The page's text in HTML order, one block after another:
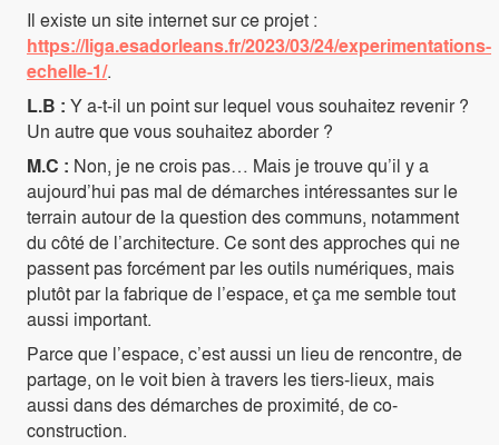
Il existe un site internet sur ce projet :
https://liga.esadorleans.fr/2023/03/24/experimentations-
echelle-1/.
L.B : Y a-t-il un point sur lequel vous souhaitez revenir ?
Un autre que vous souhaitez aborder ?
M.C : Non, je ne crois pas… Mais je trouve qu’il y a
aujourd’hui pas mal de démarches intéressantes sur le
terrain autour de la question des communs, notamment
du côté de l’architecture. Ce sont des approches qui ne
passent pas forcément par les outils numériques, mais
plutôt par la fabrique de l’espace, et ça me semble tout
aussi important.
Parce que l’espace, c’est aussi un lieu de rencontre, de
partage, on le voit bien à travers les tiers-lieux, mais
aussi dans des démarches de proximité, de co-
construction.